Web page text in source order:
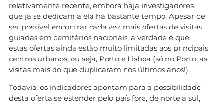
relativamente recente, embora haja investigadores
que já se dedicam a ela há bastante tempo. Apesar de
ser possível encontrar cada vez mais ofertas de visitas
guiadas em cemitérios nacionais, a verdade é que
estas ofertas ainda estão muito limitadas aos principais
centros urbanos, ou seja, Porto e Lisboa (só no Porto, as
visitas mais do que duplicaram nos últimos anos!).
Todavia, os indicadores apontam para a possibilidade
desta oferta se estender pelo país fora, de norte a sul,